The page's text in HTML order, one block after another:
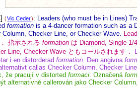
(Vic Ceder): Leaders (who must be in Lines)
formation is a 4-dancer formation such as a
Checker Line, or Checker Wave.
指示される formation は Diamond, Single
Line, Checker Wave ともコールされます．
i en distorderad formation . Den angivna
callas Checker Column, Checker
že pracují v distorted formaci . Označená
alternativně callerován jako Checker